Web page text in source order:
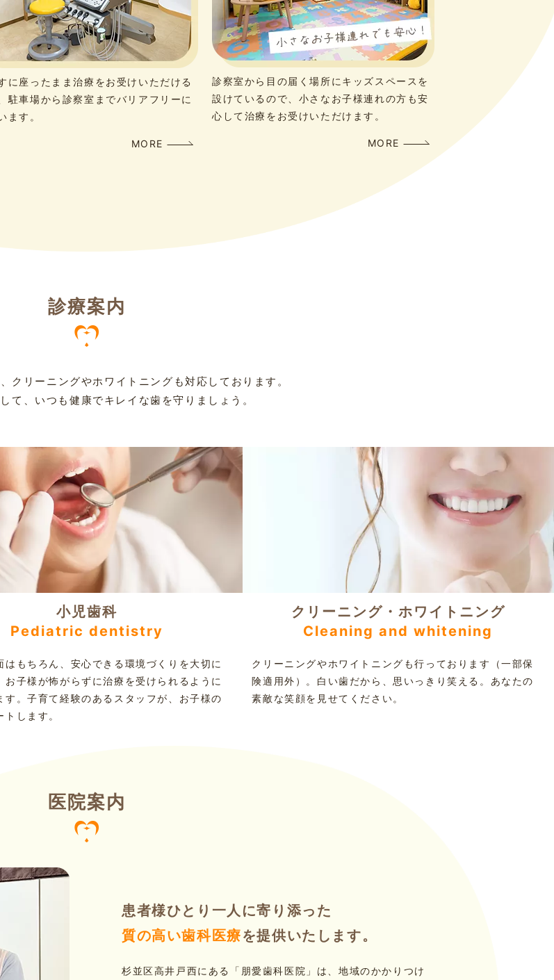
に座ったまま治療をお受けいただける
駐車場から診察室までバリアフリーに
ます。
MORE
診察室から目の届く場所にキッズスペースを
設けているので、小さなお子様連れの方も安
心して治療をお受けいただけます。
MORE
診療案内
クリーニングやホワイトニングも対応しております。
て、いつも健康でキレイな歯を守りましょう。
小児歯科
Pediatric dentistry
はもちろん、安心できる環境づくりを大切に
お子様が怖がらずに治療を受けられるように
す。子育て経験のあるスタッフが、お子様の
します。
クリーニング・ホワイトニング
Cleaning and whitening
クリーニングやホワイトニングも行っております（一部保
険適用外）。白い歯だから、思いっきり笑える。あなたの
素敵な笑顔を見せてください。
医院案内
患者様ひとり一人に寄り添った
質の高い歯科医療を提供いたします。
杉並区高井戸西にある「朋愛歯科医院」は、地域のかかりつけ